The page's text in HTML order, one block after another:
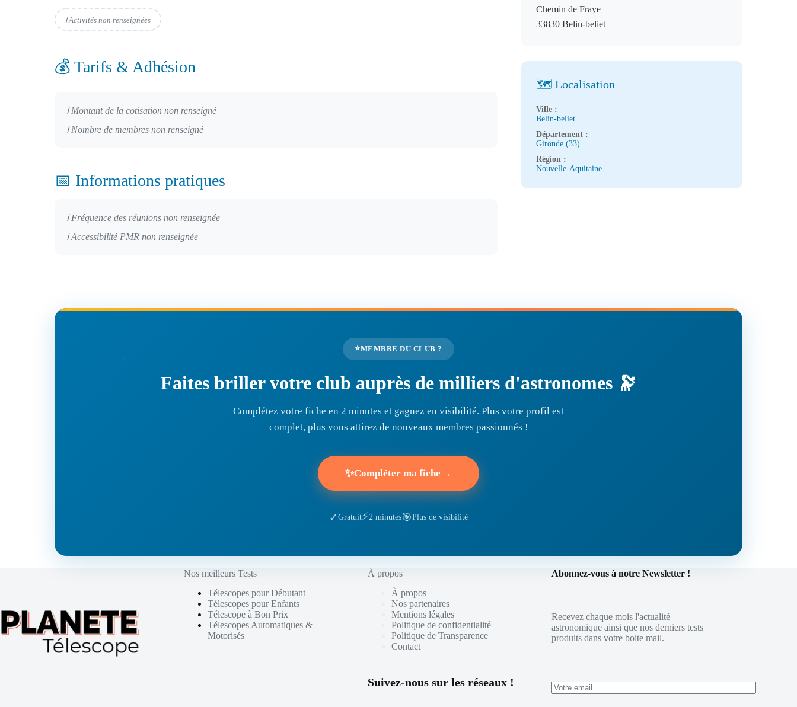
ℹ️ Activités non renseignées
💰 Tarifs & Adhésion
ℹ️ Montant de la cotisation non renseigné
ℹ️ Nombre de membres non renseigné
📅 Informations pratiques
ℹ️ Fréquence des réunions non renseignée
ℹ️ Accessibilité PMR non renseignée
Chemin de Fraye
33830 Belin-beliet
🗺️ Localisation
Ville :
Belin-beliet
Département :
Gironde (33)
Région :
Nouvelle-Aquitaine
⭐MEMBRE DU CLUB ?
Faites briller votre club auprès de milliers d'astronomes 🔭
Complétez votre fiche en 2 minutes et gagnez en visibilité. Plus votre profil est
complet, plus vous attirez de nouveaux membres passionnés !
✨Compléter ma fiche →
✓ Gratuit⚡2 minutes🎯Plus de visibilité
Nos meilleurs Tests
Télescopes pour Débutant
Télescopes pour Enfants
Télescope à Bon Prix
Télescopes Automatiques &
Motorisés
À propos
À propos
Nos partenaires
Mentions légales
Politique de confidentialité
Politique de Transparence
Contact
Suivez-nous sur les réseaux !
Abonnez-vous à notre Newsletter !
Recevez chaque mois l'actualité
astronomique ainsi que nos derniers tests
produits dans votre boite mail.